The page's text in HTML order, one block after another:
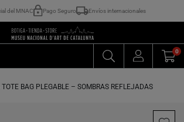
del MNAC Pago Seguro Envíos internacionales
0
TOTE BAG PLEGABLE – SOMBRAS REFLEJADAS